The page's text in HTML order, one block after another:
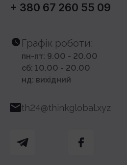
+ 380 67 260 55 09
th24@thinkglobal.xyz
Графік роботи:
пн-пт: 9.00 - 20.00
сб: 10.00 - 20.00
нд: вихідний